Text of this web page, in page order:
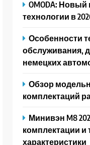
OMODA: Новый
технологии в
Особенности
обслуживания,
немецких
Обзор
комплектаций
Минивэн M8
комплектации и
характеристики